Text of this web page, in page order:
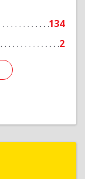
134
2